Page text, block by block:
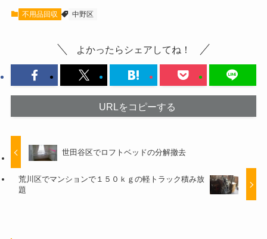
不用品回収 中野区
よかったらシェアしてね！
URLをコピーする
世田谷区でロフトベッドの分解撤去
荒川区でマンションで１５０ｋｇの軽トラック積み放
題